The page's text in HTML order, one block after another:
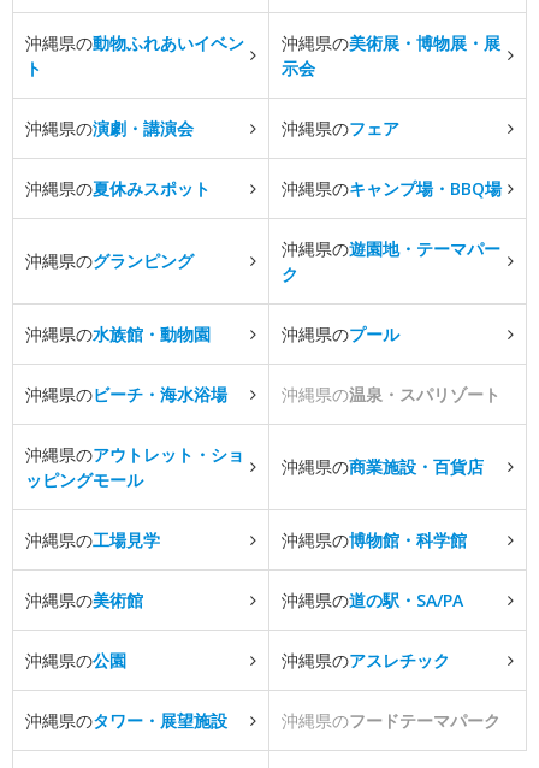
沖縄県の動物ふれあいイベン
ト
沖縄県の美術展・博物展・展
示会
沖縄県の演劇・講演会 沖縄県のフェア
沖縄県の夏休みスポット 沖縄県のキャンプ場・BBQ場
沖縄県のグランピング
沖縄県の遊園地・テーマパー
ク
沖縄県の水族館・動物園 沖縄県のプール
沖縄県のビーチ・海水浴場 沖縄県の温泉・スパリゾート
沖縄県のアウトレット・ショ
ッピングモール
沖縄県の商業施設・百貨店
沖縄県の工場見学 沖縄県の博物館・科学館
沖縄県の美術館 沖縄県の道の駅・SA/PA
沖縄県の公園 沖縄県のアスレチック
沖縄県のタワー・展望施設 沖縄県のフードテーマパーク